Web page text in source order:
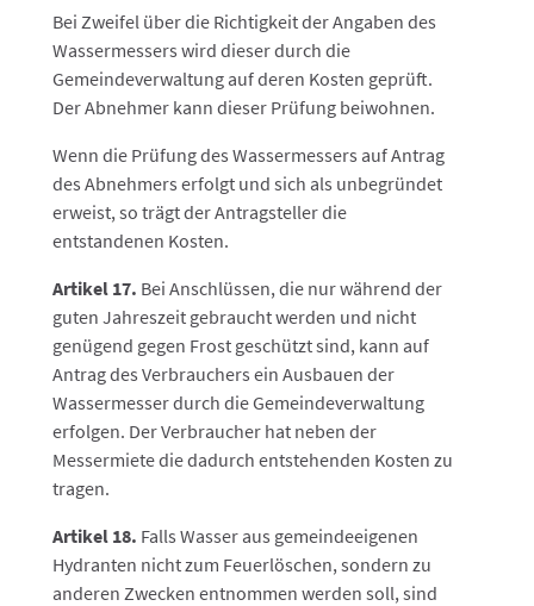
Bei Zweifel über die Richtigkeit der Angaben des
Wassermessers wird dieser durch die
Gemeindeverwaltung auf deren Kosten geprüft.
Der Abnehmer kann dieser Prüfung beiwohnen.
Wenn die Prüfung des Wassermessers auf Antrag
des Abnehmers erfolgt und sich als unbegründet
erweist, so trägt der Antragsteller die
entstandenen Kosten.
Artikel 17. Bei Anschlüssen, die nur während der
guten Jahreszeit gebraucht werden und nicht
genügend gegen Frost geschützt sind, kann auf
Antrag des Verbrauchers ein Ausbauen der
Wassermesser durch die Gemeindeverwaltung
erfolgen. Der Verbraucher hat neben der
Messermiete die dadurch entstehenden Kosten zu
tragen.
Artikel 18. Falls Wasser aus gemeindeeigenen
Hydranten nicht zum Feuerlöschen, sondern zu
anderen Zwecken entnommen werden soll, sind